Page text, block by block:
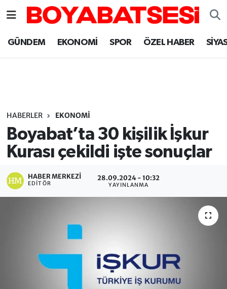
GÜNDEM EKONOMİ SPOR ÖZEL HABER
HABERLER EKONOMİ
Boyabat’ta 30 kişilik İşkur
Kurası çekildi işte sonuçlar
HABER MERKEZI
EDITÖR
28.09.2024 - 10:32
YAYINLANMA
Sinop Nöbetçi Eczaneler
Sinop Trafik Yoğunluk Haritası
Süper Lig Puan Durumu ve Fikstür